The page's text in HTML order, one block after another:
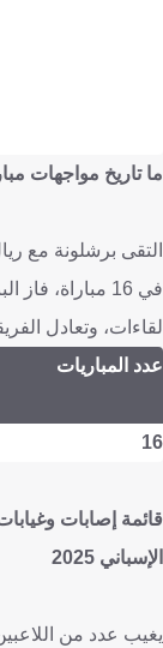
ما تاريخ مواجهات
التقى برشلونة مع
لقاءات، وتعادل
عدد المباريات
16
قائمة إصابات
الإسباني 2025
يغيب عدد من